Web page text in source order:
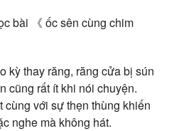
bài 《 ốc sên cùng chim
kỳ thay răng, răng cửa bị sún
cũng rất ít khi nói chuyện.
cùng với sự thẹn thùng khiến
nghe mà không hát.